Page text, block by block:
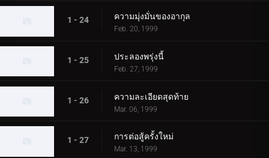
1 - 24 ความมุ่งมั่นของอากุล
Feb. 20, 1999
1 - 25 ประลองพรุ่งนี้
Feb. 27, 1999
1 - 26 ความละเอียดสุดท้าย
Mar. 06, 1999
1 - 27 การต่อสู้ครั้งใหม่
Mar. 13, 1999